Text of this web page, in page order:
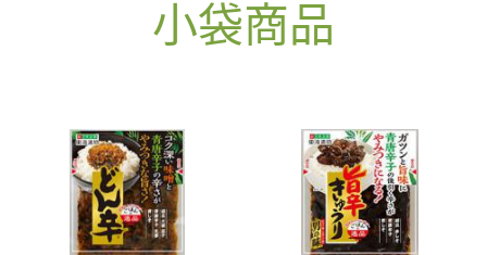
小袋商品